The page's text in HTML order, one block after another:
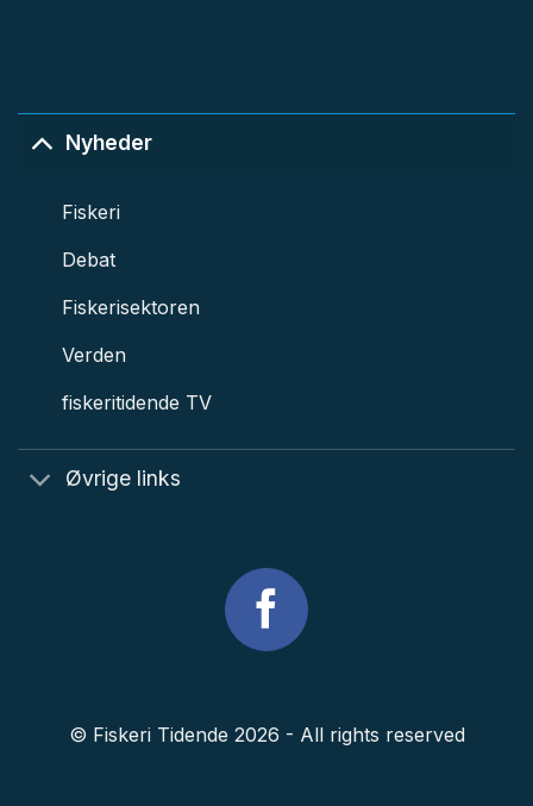
Nyheder
Fiskeri
Debat
Fiskerisektoren
Verden
fiskeritidende TV
Øvrige links
© Fiskeri Tidende 2026 - All rights reserved